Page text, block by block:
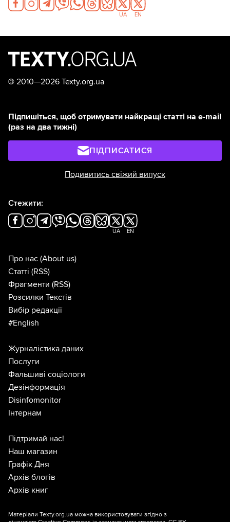
UA EN
© 2010—2026 Texty.org.ua
Підпишіться, щоб отримувати найкращі статті на e-mail
(раз на два тижні)
ПІДПИСАТИСЯ
Подивитись свіжий випуск
Стежити:
UA EN
Про нас (About us)
Статті (RSS)
Фрагменти (RSS)
Розсилки Текстів
Вибір редакції
#English
Журналістика даних
Послуги
Фальшиві соціологи
Дезінформація
Disinfomonitor
Інтернам
Підтримай нас!
Наш магазин
Графік Дня
Архів блогів
Архів книг
Матеріали Texty.org.ua можна використовувати згідно з